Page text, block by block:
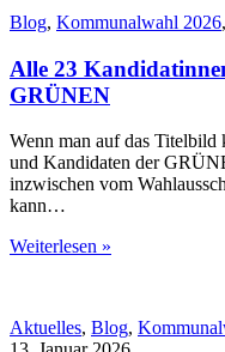
Blog, Kommunalwahl 2026,
Alle 23
GRÜNEN
Wenn man auf das
und Kandidaten der
inzwischen vom
kann…
Weiterlesen »
Aktuelles, Blog,